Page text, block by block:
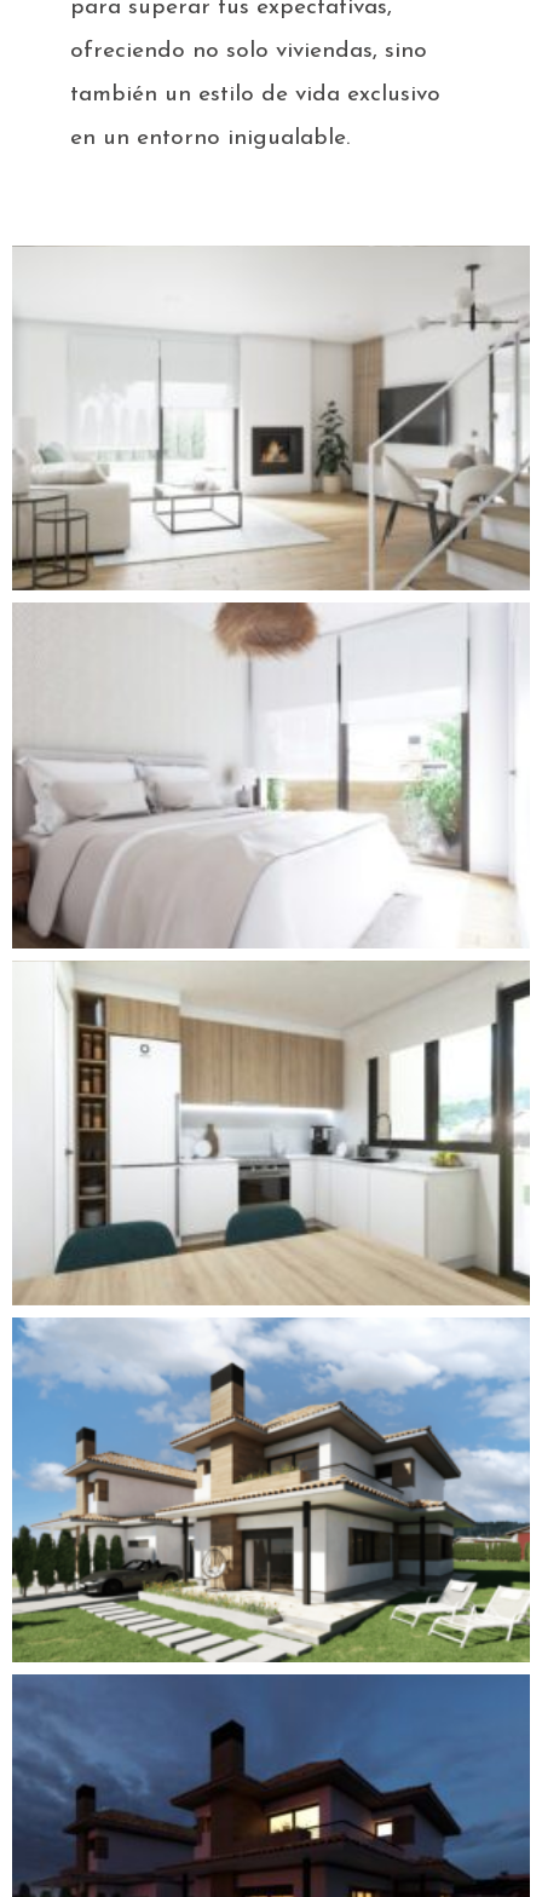
para superar tus expectativas,
ofreciendo no solo viviendas, sino
también un estilo de vida exclusivo
en un entorno inigualable.